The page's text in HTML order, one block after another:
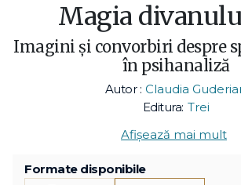
Magia
Imagini și convorbiri despre
în psihanaliză
Autor : Claudia
Editura: Trei
Afișează mai mult
Formate disponibile